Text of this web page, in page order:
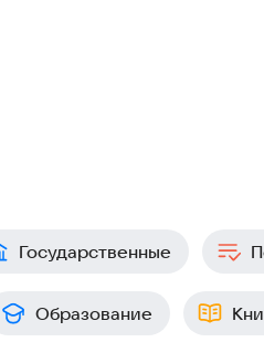
Государственные
Образование